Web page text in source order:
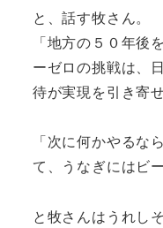
と、話す牧さん。
「地方の５０年後
ーゼロの挑戦は、
待が実現を引き寄
「次に何かやるな
て、うなぎにはビ
と牧さんはうれし